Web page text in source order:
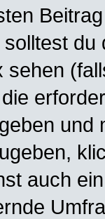
solltest
sehen
und
auch